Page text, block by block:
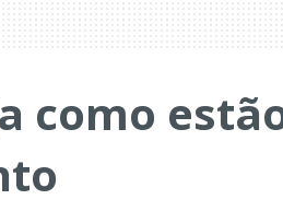
como